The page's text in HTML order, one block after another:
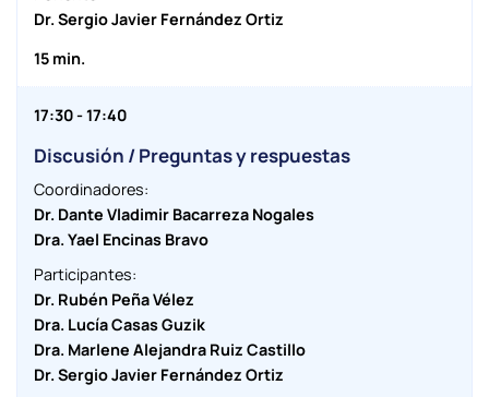
Dr. Sergio Javier Fernández Ortiz
15 min.
17:30 - 17:40
Discusión / Preguntas y respuestas
Coordinadores:
Dr. Dante Vladimir Bacarreza Nogales
Dra. Yael Encinas Bravo
Participantes:
Dr. Rubén Peña Vélez
Dra. Lucía Casas Guzik
Dra. Marlene Alejandra Ruiz Castillo
Dr. Sergio Javier Fernández Ortiz